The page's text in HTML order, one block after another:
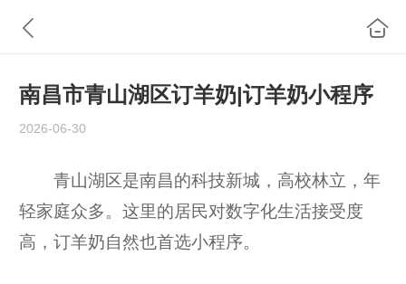
南昌市青山湖区订羊奶|订羊奶小程序
2026-06-30
青山湖区是南昌的科技新城，高校林立，年
轻家庭众多。这里的居民对数字化生活接受度
高，订羊奶自然也首选小程序。